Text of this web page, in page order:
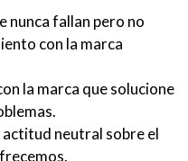
nunca fallan pero no
con la marca
la marca que solucione
actitud neutral sobre el